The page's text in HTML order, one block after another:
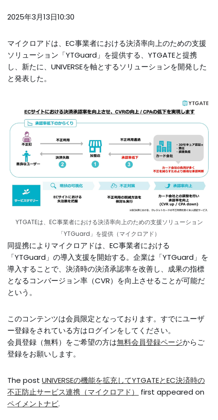
2025年3月13日10:30
マイクロアドは、EC事業者における決済率向上のための支援
ソリューション「YTGuard」を提供する、YTGATEと提携
し、新たに、UNIVERSEを軸とするソリューションを開発した
と発表した。
YTGATEは、EC事業者における決済率向上のための支援ソリューション
「YTGuard」を提供（マイクロアド）
同提携によりマイクロアドは、EC事業者における
「YTGuard」の導入支援を開始する。企業は「YTGuard」を
導入することで、決済時の決済承認率を改善し、成果の指標
となるコンバージョン率（CVR）を向上させることが可能だ
という。
このコンテンツは会員限定となっております。すでにユーザ
ー登録をされている方はログインをしてください。
会員登録（無料）をご希望の方は無料会員登録ページからご
登録をお願いします。
The post UNIVERSEの機能を拡充してYTGATEとEC決済時の
不正防止サービス連携（マイクロアド）
first appeared on
ペイメントナビ.